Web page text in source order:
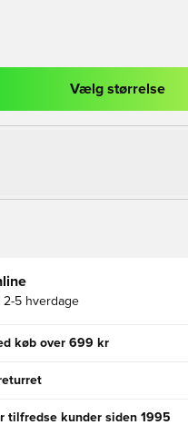
at logge ind eller tilmelde
Vælg størrelse
2-5 hverdage
køb over 699 kr
tilfredse kunder siden 1995